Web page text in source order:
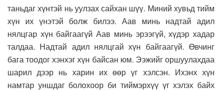
таньдаг хүнтэй нь уулзах сайхан шүү. Миний хувьд тийм
хүн их үнэтэй болж билээ. Аав минь надтай адил
нялцгар хүн байгаагүй Аав минь эрээгүй, хүдэр хадар
талдаа. Надтай адил нялцгай хүн байгаагүй. Өвчинг
бага тоодог хэнхэг хүн байсан юм. Ээжийг оршуулахдаа
шарил дээр нь харин их өөр үг хэлсэн. Ихэнх хүн
намтар уншдаг болохоор би тиймэрхүү үг хэлэх байх